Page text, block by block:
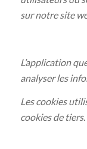
sur notre site
L’application
analyser les
Les cookies
cookies de tiers.